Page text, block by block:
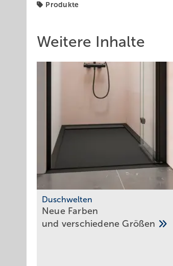
Produkte
Weitere Inhalte
Duschwelten
Neue Farben
und verschiedene Größen